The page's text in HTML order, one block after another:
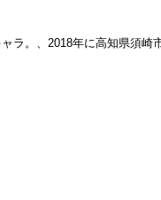
。、2018年に高知県須崎